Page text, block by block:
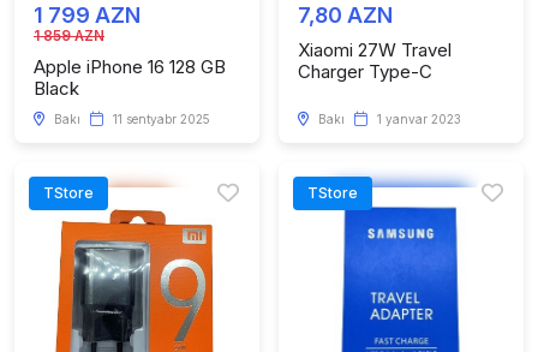
1 799 AZN
1 859 AZN
Apple iPhone 16 128 GB
Black
Bakı 11 sentyabr 2025
7,80 AZN
Xiaomi 27W Travel
Charger Type-C
Bakı 1 yanvar 2023
TStore TStore